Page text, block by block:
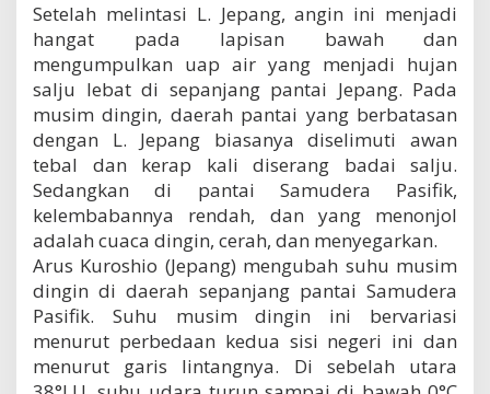
Setelah melintasi L. Jepang, angin ini menjadi
hangat pada lapisan bawah dan
mengumpulkan uap air yang menjadi hujan
salju lebat di sepanjang pantai Jepang. Pada
musim dingin, daerah pantai yang berbatasan
dengan L. Jepang biasanya diselimuti awan
tebal dan kerap kali diserang badai salju.
Sedangkan di pantai Samudera Pasifik,
kelembabannya rendah, dan yang menonjol
adalah cuaca dingin, cerah, dan menyegarkan.
Arus Kuroshio (Jepang) mengubah suhu musim
dingin di daerah sepanjang pantai Samudera
Pasifik. Suhu musim dingin ini bervariasi
menurut perbedaan kedua sisi negeri ini dan
menurut garis lintangnya. Di sebelah utara